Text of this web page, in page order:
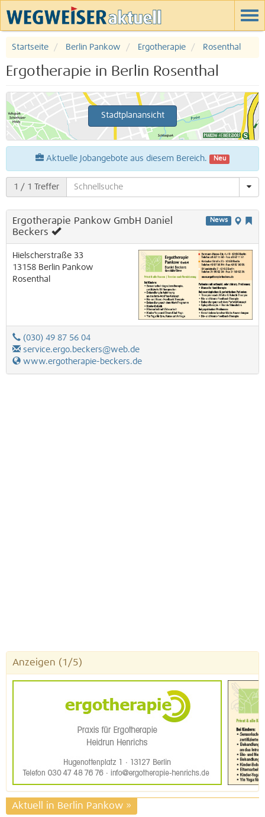
Startseite Berlin Pankow Ergotherapie Rosenthal
Ergotherapie in Berlin Rosenthal
Stadtplanansicht
Aktuelle Jobangebote aus diesem Bereich. Neu
1 / 1 Treffer
News
Ergotherapie Pankow GmbH Daniel
Beckers
Hielscherstraße 33
13158 Berlin Pankow
Rosenthal
(030) 49 87 56 04
service.ergo.beckers@web.de
www.ergotherapie-beckers.de
Anzeigen (1/5)
Aktuell in Berlin Pankow »